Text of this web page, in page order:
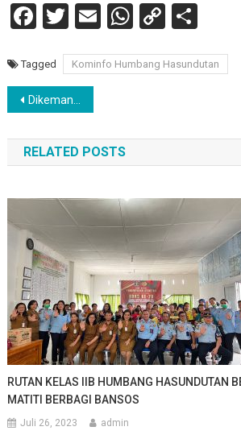
Facebook
Twitter
EmailWhatsApp
Copy
Tagged Kominfo Humbang Hasundutan
Navigasi
pos
Dikemanakan 5361 Ekor Bibit Bebek Untuk Masyarakat Nias Selatan?
RELATED POSTS
RUTAN KELAS IIB HUMBANG HASUNDUTAN
MATITI BERBAGI BANSOS
Juli 26, 2023 admin